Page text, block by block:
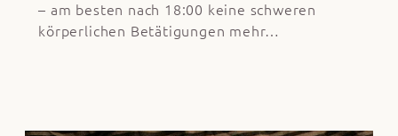
– am besten nach 18:00 keine schweren
körperlichen Betätigungen mehr…